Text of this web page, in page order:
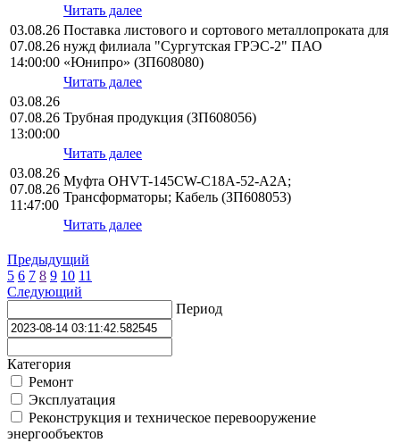
Читать далее
03.08.26
07.08.26
14:00:00
Поставка листового и сортового металлопроката для
нужд филиала "Сургутская ГРЭС-2" ПАО
«Юнипро» (ЗП608080)
Читать далее
03.08.26
07.08.26
13:00:00
Трубная продукция (ЗП608056)
Читать далее
03.08.26
07.08.26
11:47:00
Муфта OHVT-145CW-C18A-52-A2A;
Трансформаторы; Кабель (ЗП608053)
Читать далее
Предыдущий
5 6 7 8 9 10 11
Следующий
Период
Категория
Ремонт
Эксплуатация
Реконструкция и техническое перевооружение
энергообъектов